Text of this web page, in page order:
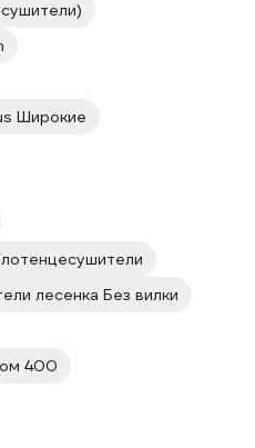
Широкие
лесенка Без вилки
400